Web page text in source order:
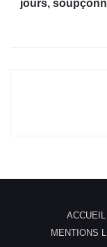
jours,
ACCUEIL
MENTIONS